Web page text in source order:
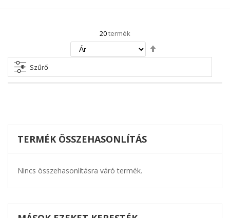
20termék
irány
Szűrő
TERMÉK ÖSSZEHASONLÍTÁS
Nincs összehasonlításra váró termék.